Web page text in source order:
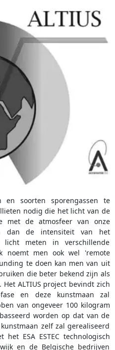
en soorten sporengassen te
nodig die het licht van de
met de atmosfeer van onze
dan de intensiteit van het
licht meten in verschillende
noemt men ook wel 'remote
te doen kan men van uit
die beter bekend zijn als
ALTIUS project bevindt zich
en deze kunstmaan zal
van ongeveer 100 kilogram
worden op dat van de
zelf zal gerealiseerd
ESA ESTEC technologisch
en de Belgische bedrijven